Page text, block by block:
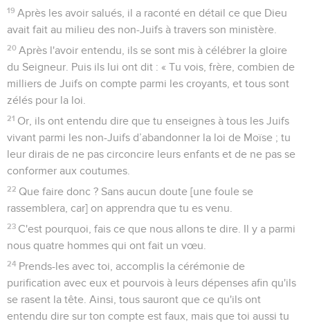
19 Après les avoir salués, il a raconté en détail ce que Dieu
avait fait au milieu des non-Juifs à travers son ministère.
20 Après l'avoir entendu, ils se sont mis à célébrer la gloire
du Seigneur. Puis ils lui ont dit : « Tu vois, frère, combien de
milliers de Juifs on compte parmi les croyants, et tous sont
zélés pour la loi.
21 Or, ils ont entendu dire que tu enseignes à tous les Juifs
vivant parmi les non-Juifs d’abandonner la loi de Moïse ; tu
leur dirais de ne pas circoncire leurs enfants et de ne pas se
conformer aux coutumes.
22 Que faire donc ? Sans aucun doute [une foule se
rassemblera, car] on apprendra que tu es venu.
23 C'est pourquoi, fais ce que nous allons te dire. Il y a parmi
nous quatre hommes qui ont fait un vœu.
24 Prends-les avec toi, accomplis la cérémonie de
purification avec eux et pourvois à leurs dépenses afin qu'ils
se rasent la tête. Ainsi, tous sauront que ce qu'ils ont
entendu dire sur ton compte est faux, mais que toi aussi tu